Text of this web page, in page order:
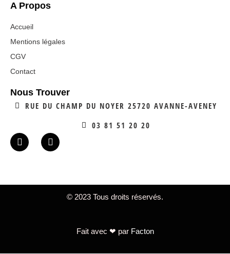
A Propos
Accueil
Mentions légales
CGV
Contact
Nous Trouver
RUE DU CHAMP DU NOYER 25720 AVANNE-AVENEY
03 81 51 20 20
© 2023 Tous droits réservés.
Fait avec ❤ par Facton